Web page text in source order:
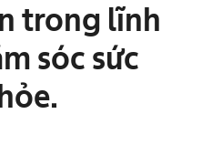
trong lĩnh
sóc sức